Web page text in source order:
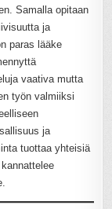
Samalla opitaan
ja
paras lääke
vaativa mutta
työn valmiiksi
ja
tuottaa yhteisiä